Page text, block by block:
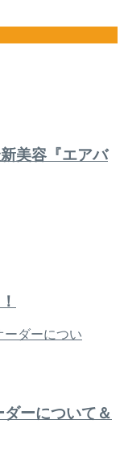
美容『エアバ
ーについて＆